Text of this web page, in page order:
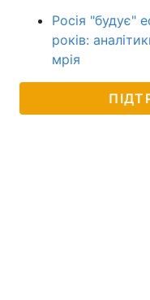
Росія "будує"
років:
мрія